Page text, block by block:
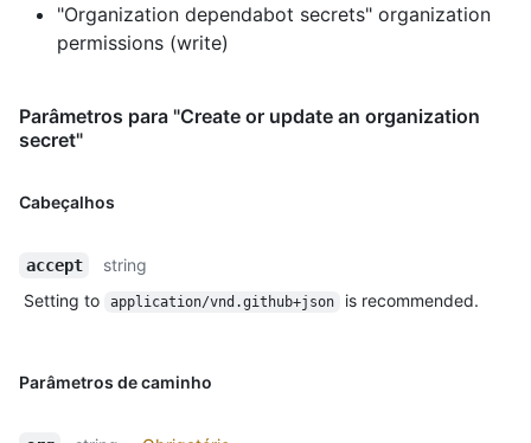
"Organization dependabot secrets" organization
permissions (write)
Parâmetros para "Create or update an organization
secret"
Cabeçalhos
accept
string
Setting to
application/vnd.github+json is recommended.
Parâmetros de caminho